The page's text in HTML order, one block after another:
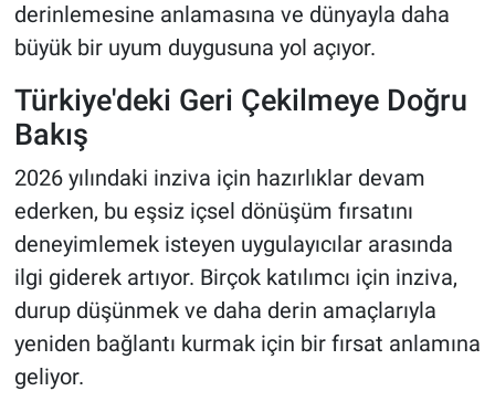
derinlemesine anlamasına ve dünyayla daha
büyük bir uyum duygusuna yol açıyor.
Türkiye'deki Geri Çekilmeye Doğru
Bakış
2026 yılındaki inziva için hazırlıklar devam
ederken, bu eşsiz içsel dönüşüm fırsatını
deneyimlemek isteyen uygulayıcılar arasında
ilgi giderek artıyor. Birçok katılımcı için inziva,
durup düşünmek ve daha derin amaçlarıyla
yeniden bağlantı kurmak için bir fırsat anlamına
geliyor.